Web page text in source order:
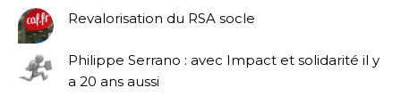
Revalorisation du RSA socle
Philippe Serrano : avec Impact et solidarité il y
a 20 ans aussi